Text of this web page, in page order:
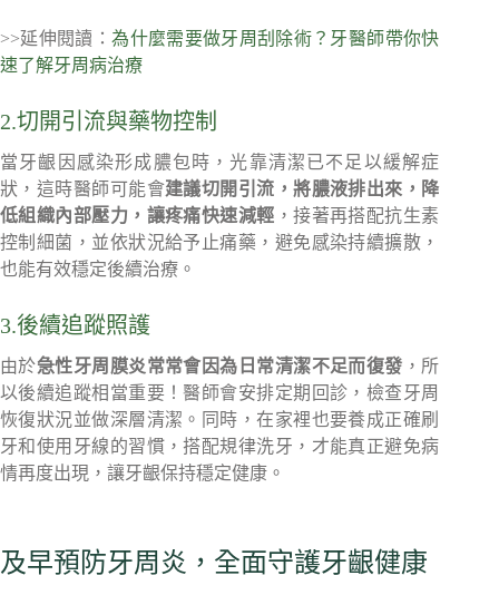
>>延伸閱讀：為什麼需要做牙周刮除術？牙醫師帶你快
速了解牙周病治療
2.切開引流與藥物控制
當牙齦因感染形成膿包時，光靠清潔已不足以緩解症
狀，這時醫師可能會建議切開引流，將膿液排出來，降
低組織內部壓力，讓疼痛快速減輕 ，接著再搭配抗生素
控制細菌，並依狀況給予止痛藥，避免感染持續擴散，
也能有效穩定後續治療。
3.後續追蹤照護
由於急性牙周膜炎常常會因為日常清潔不足而復發 ，所
以後續追蹤相當重要！醫師會安排定期回診，檢查牙周
恢復狀況並做深層清潔。同時，在家裡也要養成正確刷
牙和使用牙線的習慣，搭配規律洗牙，才能真正避免病
情再度出現，讓牙齦保持穩定健康。
及早預防牙周炎，全面守護牙齦健康